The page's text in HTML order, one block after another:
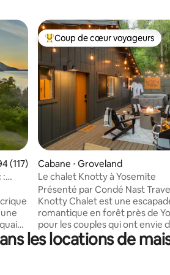
: 5 sur 5
moyenne sur la base de 117
(117)
:
Coups de cœur voyageurs les
Coup de cœur voyageurs
Cabane ⋅ Groveland
Le chalet Knotty à Yosemite
Présenté par Condé Nast
Knotty Chalet est une
romantique en forêt près de
pour les couples qui ont envie
le jour et de détente la nuit. Parcourez
les sentiers emblématiques de
les locations de